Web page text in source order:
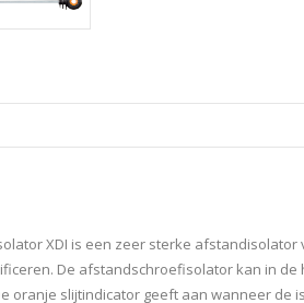
XDI is een zeer sterke
De afstandschroefisolator kan in
oranje slijtindicator geeft aan wanneer